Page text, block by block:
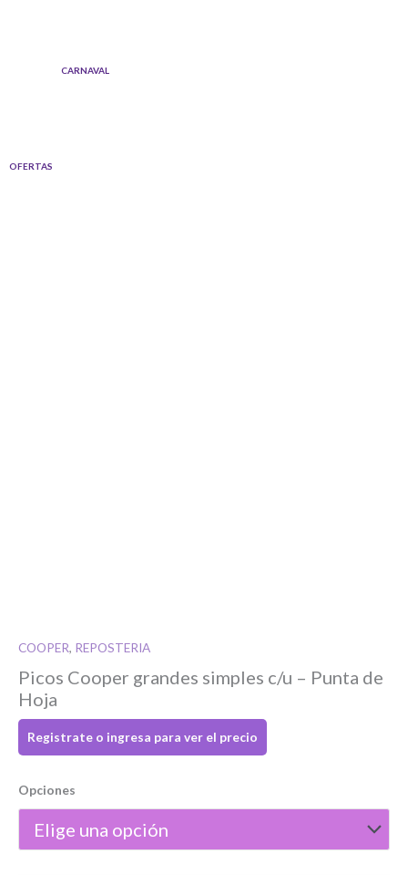
OFERTAS
CARNAVAL
COOPER, REPOSTERIA
Picos Cooper grandes simples c/u – Punta de
Hoja
Registrate o ingresa para ver el precio
Opciones
O completa el Formulario de registro